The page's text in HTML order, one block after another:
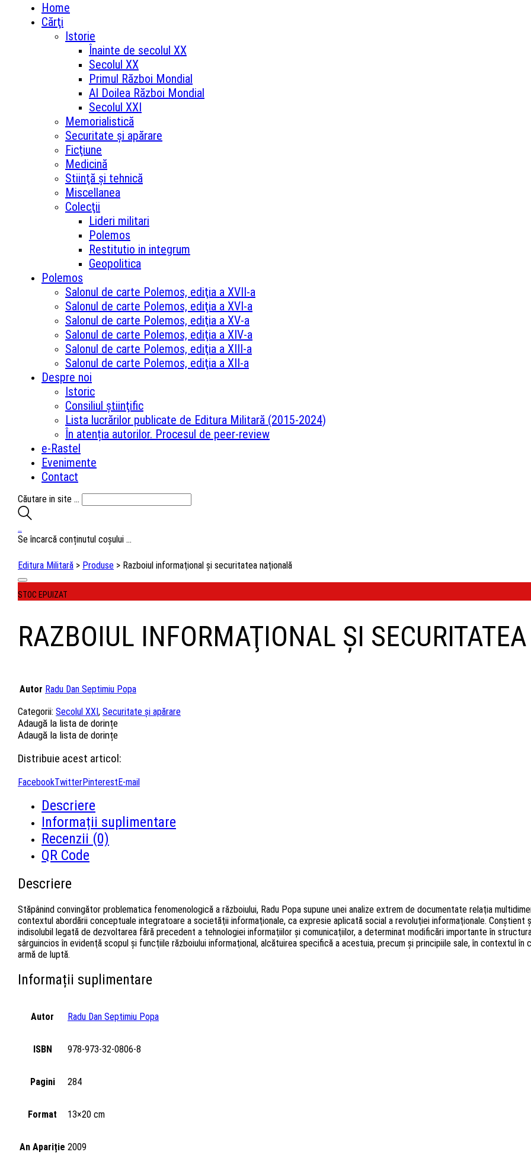
Home
Cărţi
Istorie
Înainte de secolul XX
Secolul XX
Primul Război Mondial
Al Doilea Război Mondial
Secolul XXI
Memorialistică
Securitate şi apărare
Ficţiune
Medicină
Stiinţă şi tehnică
Miscellanea
Colecţii
Lideri militari
Polemos
Restitutio in integrum
Geopolitica
Polemos
Salonul de carte Polemos, ediţia a XVII-a
Salonul de carte Polemos, ediţia a XVI-a
Salonul de carte Polemos, ediţia a XV-a
Salonul de carte Polemos, ediţia a XIV-a
Salonul de carte Polemos, ediţia a XIII-a
Salonul de carte Polemos, ediţia a XII-a
Despre noi
Istoric
Consiliul ştiinţific
Lista lucrărilor publicate de Editura Militară (2015-2024)
În atenția autorilor. Procesul de peer-review
e-Rastel
Evenimente
Contact
Căutare in site ...
…
Se încarcă conținutul coșului ...
Editura Militară > Produse > Razboiul informaţional şi securitatea naţională
STOC EPUIZAT
RAZBOIUL INFORMAŢIONAL ŞI
Autor Radu Dan Septimiu Popa
Categorii: Secolul XXI , Securitate și apărare
Adaugă la lista de dorințe
Adaugă la lista de dorințe
Distribuie acest articol:
FacebookTwitterPinterestE-mail
Descriere
Informații suplimentare
Recenzii (0)
QR Code
Descriere
Stăpânind convingător problematica fenomenologică a războiului, Radu Popa supune unei analize extrem de documentate relaţia
contextul abordării conceptuale integratoare a societăţii informaţionale, ca expresie aplicată social a revoluţiei informaţionale. Conştient
indisolubil legată de dezvoltarea fără precedent a tehnologiei informaţiilor şi comunicaţiilor, a determinat modificări importante în
sârguincios în evidenţă scopul şi funcţiile războiului informaţional, alcătuirea specifică a acestuia, precum şi principiile sale, în contextul
armă de luptă.
Informații suplimentare
Autor Radu Dan Septimiu Popa
ISBN 978-973-32-0806-8
Pagini 284
Format 13×20 cm
An Apariție 2009